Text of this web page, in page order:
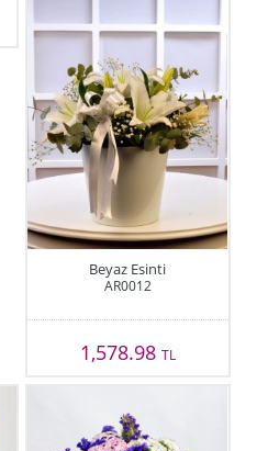
Beyaz Esinti
AR0012
1,578.98 TL